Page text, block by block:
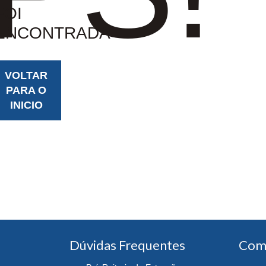
VOLTAR
PARA O
INICIO
Dúvidas Frequentes